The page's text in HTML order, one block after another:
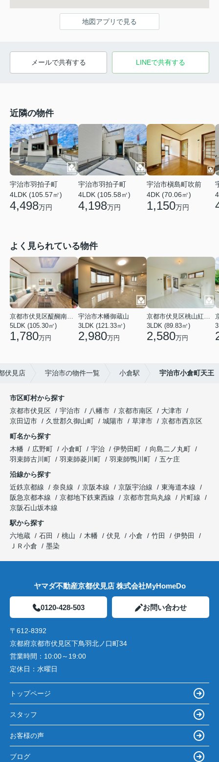
地図アプリで見る
メールで共有する LINEで共有する
近隣の物件
宇治市羽拍子町
4LDK (105.57㎡)
4,498万円
宇治市羽拍子町
4LDK (105.58㎡)
4,198万円
宇治市槇島町吹前
4DK (70.06㎡)
1,150万円
よく見られている物件
京都市伏見区醍醐南端山町
5LDK (105.30㎡)
1,780万円
宇治市木幡御蔵山
3LDK (121.33㎡)
2,980万円
京都市伏見区桃山紅雪町
3LDK (89.83㎡)
2,580万円
伏見店 宇治市の物件一覧 小倉駅 宇治市小倉町天王
市区町村から探す
京都市伏見区
宇治市 八幡市 京都市南区
大津市
京田辺市
久世郡久御山町 城陽市 草津市
京都市西京区
町名から探す
木幡
広野町 小倉町 宇治 伊勢田町
向島二ノ丸町
羽束師古川町
羽束師菱川町 羽束師鴨川町
五ケ庄
沿線から探す
近鉄京都線
奈良線 京阪本線 京阪宇治線
東海道本線
阪急京都本線
京都地下鉄東西線 京都市営烏丸線
片町線
京阪石山坂本線
駅から探す
六地蔵
石田 桃山 木幡 伏見 小倉 竹田
伊勢田
ＪＲ小倉
墨染
ヤマダ不動産京都伏見店 株式会社MyHomeDo
0120-428-503 お問い合わせ
〒612-8392
京都府京都市伏見区下鳥羽北ノ口町34
営業時間： 10:00～19:00
定休日： 水曜日
トップページ
スタッフ
お客様の声
ブログ